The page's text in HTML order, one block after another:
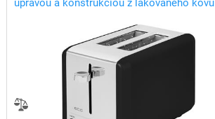
úpravou a konštrukciou z lakovaného kovu